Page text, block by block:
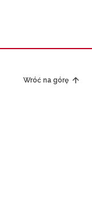
Wróć na górę